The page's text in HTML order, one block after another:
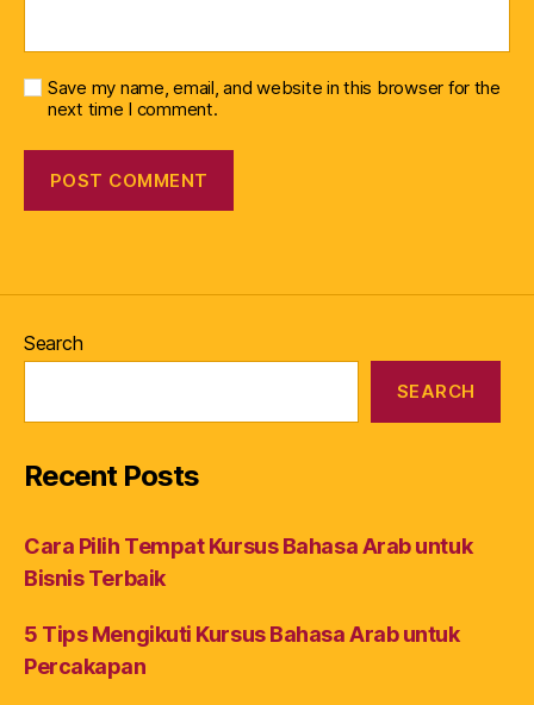
Save my name, email, and website in this browser for the
next time I comment.
Search
SEARCH
Recent Posts
Cara Pilih Tempat Kursus Bahasa Arab untuk
Bisnis Terbaik
5 Tips Mengikuti Kursus Bahasa Arab untuk
Percakapan